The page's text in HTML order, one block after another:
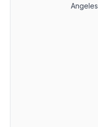
Angeles